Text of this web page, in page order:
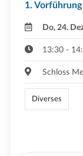
1. Vorführung
Do, 24.
13:30 -
Schloss
Diverses